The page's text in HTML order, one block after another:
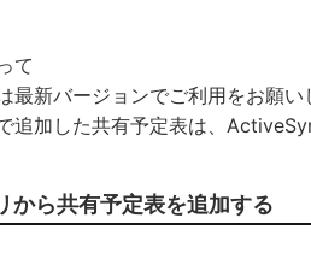
て
新バージョンでご利用をお願い
追加した共有予定表は、
から共有予定表を追加する